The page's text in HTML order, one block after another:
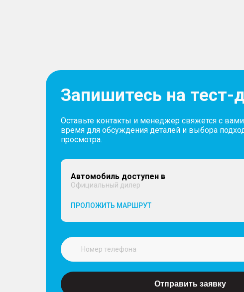
Запишитесь на тест-
Оставьте контакты и менеджер свяжется с
время для обсуждения деталей и выбора
просмотра.
Автомобиль доступен в
Официальный дилер
ПРОЛОЖИТЬ МАРШРУТ
Отправить заявку